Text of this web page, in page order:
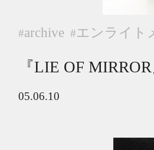
#archive #エンライト
『LIE OF
05.06.10